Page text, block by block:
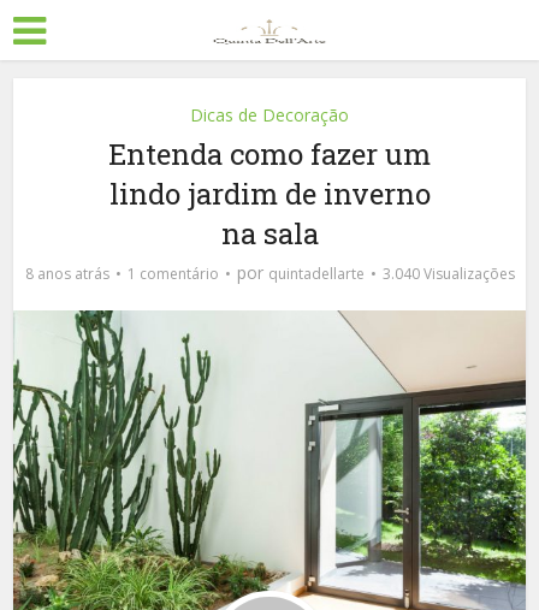
Dicas de Decoração
Entenda como fazer um
lindo jardim de inverno
na sala
8 anos atrás 1 comentário por quintadellarte 3.040 Visualizações